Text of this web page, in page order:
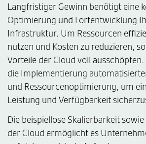
Langfristiger Gewinn benötigt eine
Optimierung und Fortentwicklung
Infrastruktur. Um Ressourcen
nutzen und Kosten zu reduzieren,
Vorteile der Cloud voll
die Implementierung
und Ressourcenoptimierung, um
Leistung und Verfügbarkeit
Die beispiellose Skalierbarkeit
der Cloud ermöglicht es